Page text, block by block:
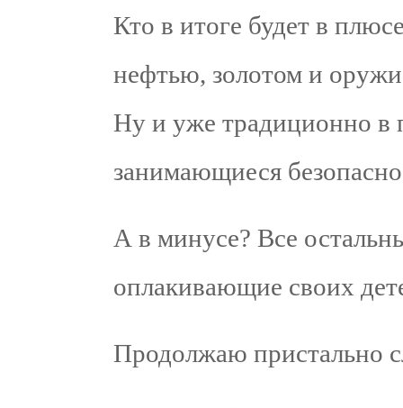
Кто в итоге будет в
нефтью, золотом и
Ну и уже традиционно в
занимающиеся
А в минусе? Все
оплакивающие своих
Продолжаю пристально